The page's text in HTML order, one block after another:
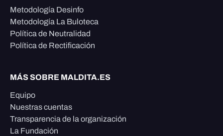
Metodología Desinfo
Metodología La Buloteca
Política de Neutralidad
Política de Rectificación
MÁS SOBRE MALDITA.ES
Equipo
Nuestras cuentas
Transparencia de la organización
La Fundación